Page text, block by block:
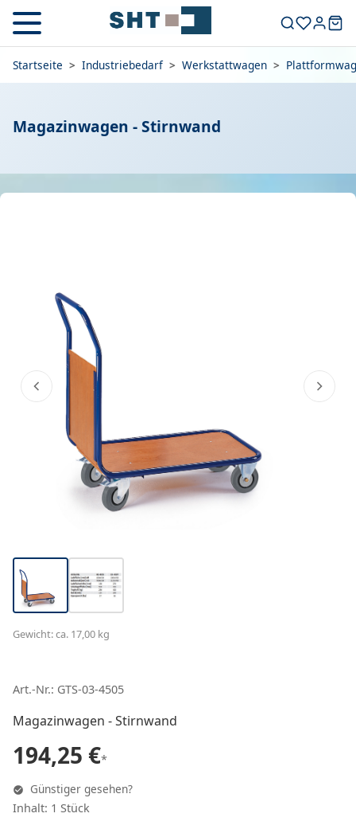
Startseite > Industriebedarf > Werkstattwagen >
Magazinwagen - Stirnwand
Gewicht: ca. 17,00 kg
Art.-Nr.: GTS-03-4505
Magazinwagen - Stirnwand
194,25 €*
Günstiger gesehen?
Inhalt: 1 Stück